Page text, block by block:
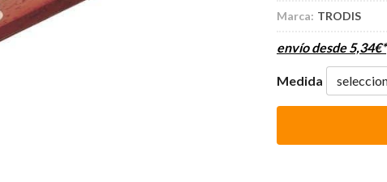
Marca: TRODIS
envío desde 5,34€*
Medida